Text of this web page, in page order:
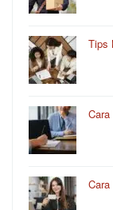
Tips